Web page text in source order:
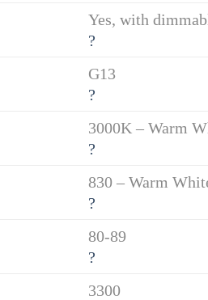
Yes, with
?
G13
?
3000K – Warm
?
830 – Warm
?
80-89
?
3300